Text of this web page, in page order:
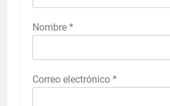
Nombre *
Correo electrónico *